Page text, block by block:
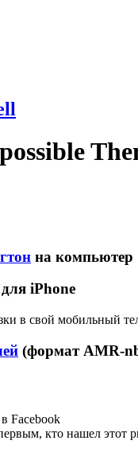
на компьютер
для iPhone
в свой мобильный
(формат AMR-
Facebook
кто нашел этот